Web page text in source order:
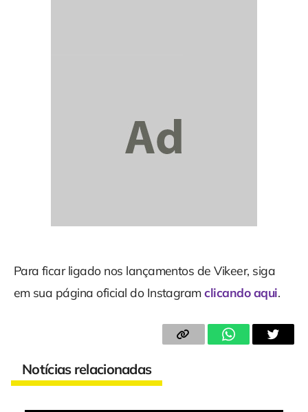
Para ficar ligado nos lançamentos de Vikeer, siga
em sua página oficial do Instagramclicando aqui.
Notícias relacionadas